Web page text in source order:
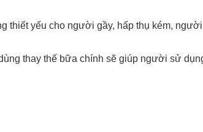
yếu cho người gầy, hấp thụ kém,
thay thế bữa chính sẽ giúp người sử